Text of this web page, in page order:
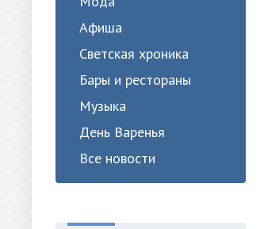
Афиша
Светская хроника
Бары и рестораны
Музыка
День Варенья
Все новости